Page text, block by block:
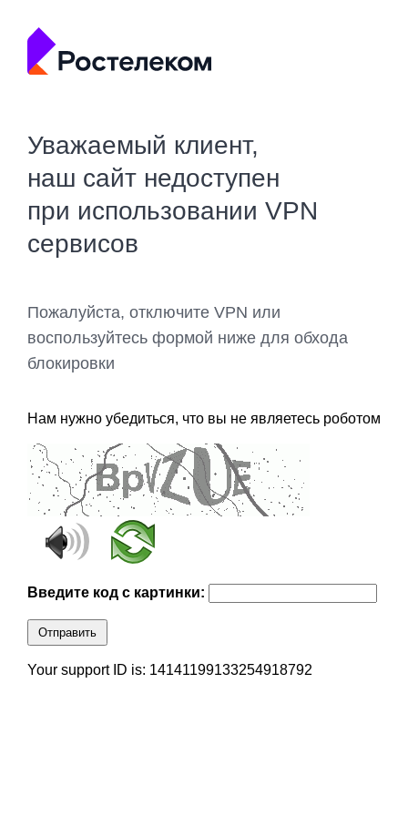
Уважаемый клиент,
наш сайт недоступен
при использовании VPN
сервисов
Пожалуйста, отключите VPN или
воспользуйтесь формой ниже для обхода
блокировки
Нам нужно убедиться, что вы не являетесь роботом
Введите код с картинки:
Отправить
Your support ID is: 14141199133254918792